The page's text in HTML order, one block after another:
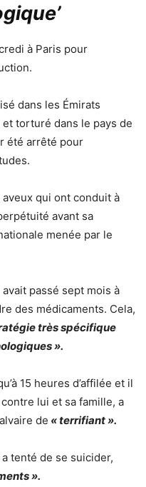
à Paris pour
dans les Émirats
torturé dans le pays de
été arrêté pour
qui ont conduit à
avant sa
menée par le
avait passé sept mois à
des médicaments. Cela,
très spécifique
».
15 heures d’affilée et il
lui et sa famille, a
de « terrifiant ».
tenté de se suicider,
».